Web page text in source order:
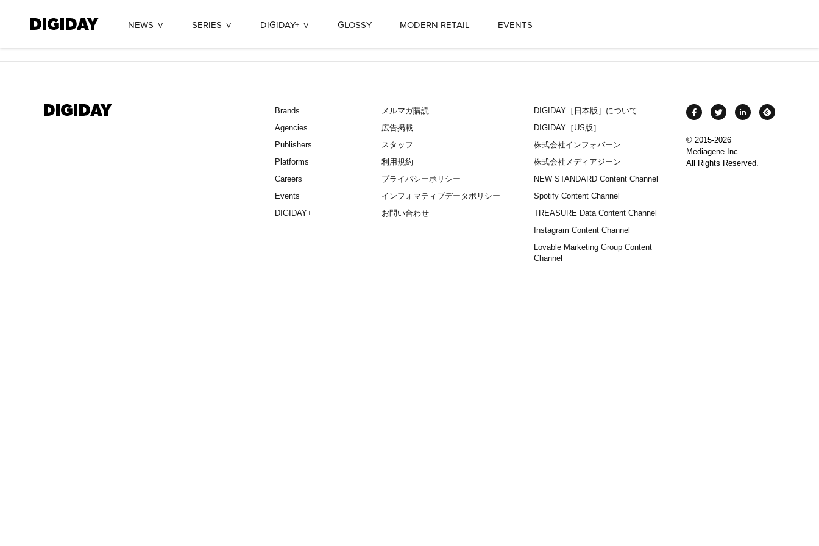
NEWS SERIES DIGIDAY+ GLOSSY MODERN RETAIL EVENTS
Brands
Agencies
Publishers
Platforms
Careers
Events
DIGIDAY+
メルマガ購読
広告掲載
スタッフ
利用規約
プライバシーポリシー
インフォマティブデータポリシー
お問い合わせ
DIGIDAY［日本版］について
DIGIDAY［US版］
株式会社インフォバーン
株式会社メディアジーン
NEW STANDARD Content Channel
Spotify Content Channel
TREASURE Data Content Channel
Instagram Content Channel
Lovable Marketing Group Content
Channel
© 2015-2026
Mediagene Inc.
All Rights Reserved.